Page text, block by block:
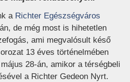
a Richter Egészségváros
nyílik meg)
de még most is hihetetlen
ami megvalósult késő
13 éves történelmében
28-án, amikor a térségbeli
a Richter Gedeon Nyrt.